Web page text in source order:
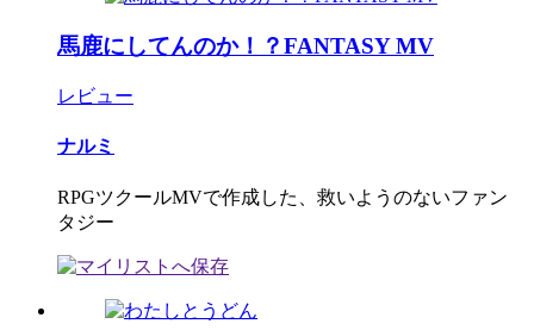
馬鹿にしてんのか！？FANTASY MV
レビュー
ナルミ
RPGツクールMVで作成した、救いようのないファン
タジー